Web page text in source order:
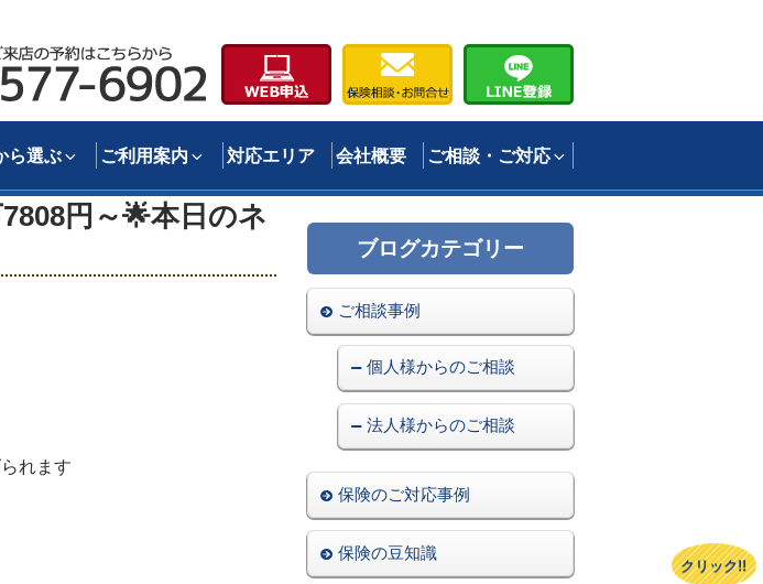
ら選ぶ ご利用案内 対応エリア 会社概要 ご相談・ご対応
クリック!!
円～🌟本日のネ
れます
クリック!!
ブログカテゴリー
ご相談事例
個人様からのご相談
法人様からのご相談
保険のご対応事例
保険の豆知識